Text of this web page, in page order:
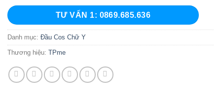
TƯ VẤN 1: 0869.685.636
Danh mục: Đầu Cos Chữ Y
Thương hiệu: TPme